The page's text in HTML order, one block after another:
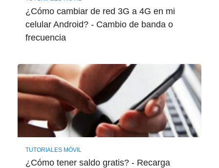
¿Cómo cambiar de red 3G a 4G en mi
celular Android? - Cambio de banda o
frecuencia
TUTORIALES MÓVIL
¿Cómo tener saldo gratis? - Recarga